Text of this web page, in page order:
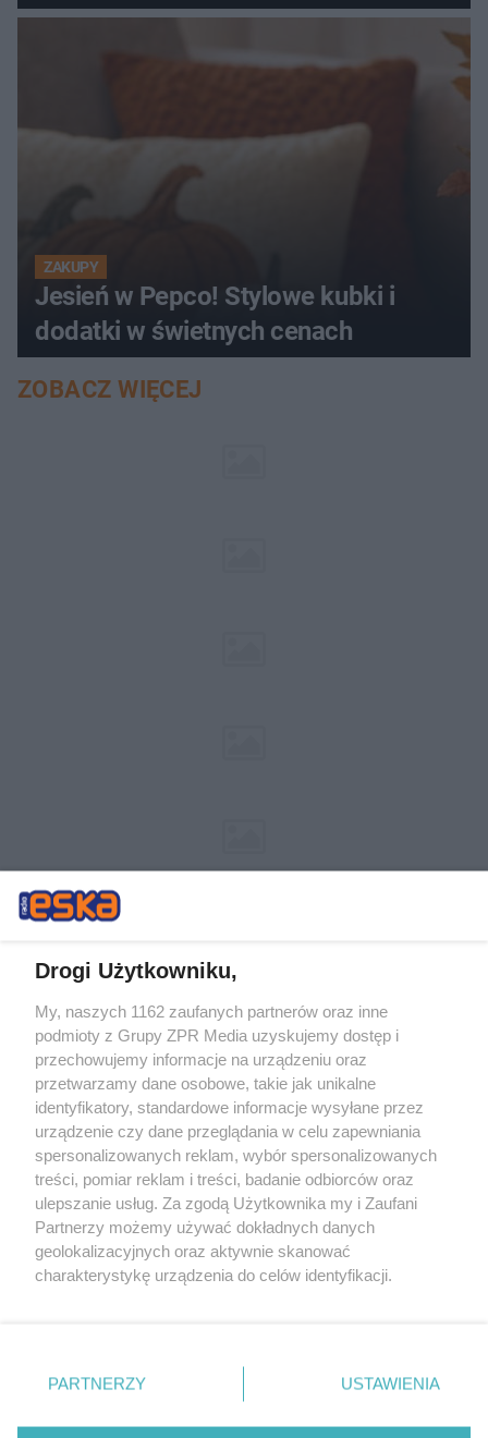
ZAKUPY
Jesień w Pepco! Stylowe kubki i
dodatki w świetnych cenach
ZOBACZ WIĘCEJ
Żaden utwór zamieszczony w serwisie nie może być powielany i
rozpowszechniany lub dalej rozpowszechniany w jakikolwiek sposób (w
tym także elektroniczny lub mechaniczny) na jakimkolwiek polu
eksploatacji w jakiejkolwiek formie, włącznie z umieszczaniem w
Internecie bez pisemnej zgody właściciela praw. Jakiekolwiek użycie lub
wykorzystanie utworów w całości lub w części z naruszeniem prawa,
tzn. bez właściwej zgody, jest zabronione pod groźbą kary i może być
ścigane prawnie.
© 2026 Grupa ZPR Media
Drogi Użytkowniku,
My, naszych 1162 zaufanych partnerów oraz inne
podmioty z Grupy ZPR Media uzyskujemy dostęp i
przechowujemy informacje na urządzeniu oraz
przetwarzamy dane osobowe, takie jak unikalne
identyfikatory, standardowe informacje wysyłane przez
urządzenie czy dane przeglądania w celu zapewniania
spersonalizowanych reklam, wybór spersonalizowanych
treści, pomiar reklam i treści, badanie odbiorców oraz
ulepszanie usług. Za zgodą Użytkownika my i Zaufani
Partnerzy możemy używać dokładnych danych
geolokalizacyjnych oraz aktywnie skanować
charakterystykę urządzenia do celów identyfikacji.
zmienić/wycofać klikając przycisk ustawień prywatności
znajdujący się w lewym dolnym rogu strony
rodzaje przetwarzania danych nie wymagają zgody
PARTNERZY USTAWIENIA